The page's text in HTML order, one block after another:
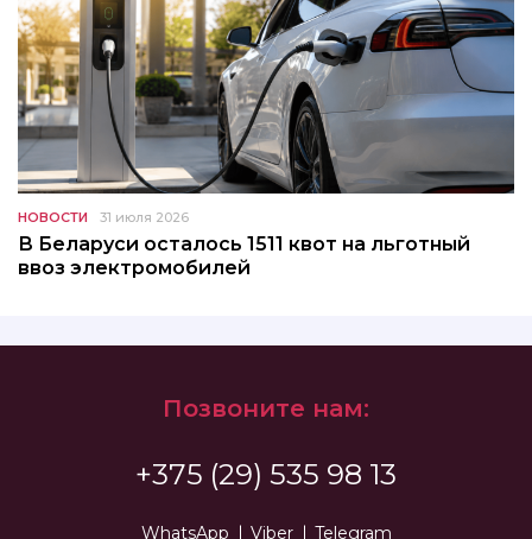
НОВОСТИ 31 июля 2026
В Беларуси осталось 1511 квот на льготный
ввоз электромобилей
Позвоните нам:
+375 (29) 535 98 13
WhatsApp Viber Telegram